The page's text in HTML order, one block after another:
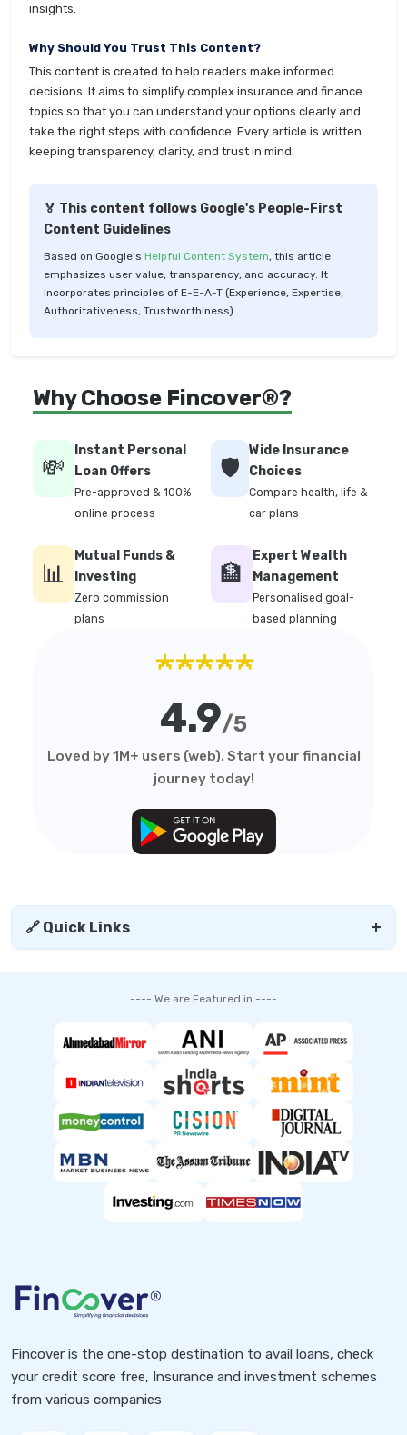
insights.
Why Should You Trust This Content?
This content is created to help readers make informed
decisions. It aims to simplify complex insurance and finance
topics so that you can understand your options clearly and
take the right steps with confidence. Every article is written
keeping transparency, clarity, and trust in mind.
🏅 This content follows Google's People-First
Content Guidelines
Based on Google's Helpful Content System, this article
emphasizes user value, transparency, and accuracy. It
incorporates principles of E-E-A-T (Experience, Expertise,
Authoritativeness, Trustworthiness).
Why Choose Fincover®?
💸
Instant Personal
Loan Offers
Pre-approved & 100%
online process
🛡️
Wide Insurance
Choices
Compare health, life &
car plans
📊
Mutual Funds &
Investing
Zero commission
plans
🏦
Expert Wealth
Management
Personalised goal-
based planning
★★★★★
4.9/5
Loved by 1M+ users (web). Start your financial
journey today!
🔗 Quick Links +
---- We are Featured in ----
Fincover is the one-stop destination to avail loans, check
your credit score free, Insurance and investment schemes
from various companies